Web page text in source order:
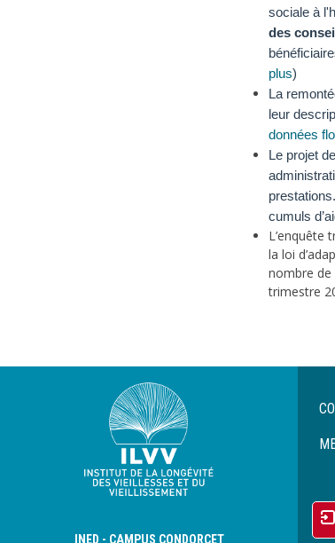
sociale à
des
plus)
La
leur
données
Le projet de
cumuls
L’enquête
la loi
nombre de
trimestre
INED - CAMPUS CONDORCET
de
du